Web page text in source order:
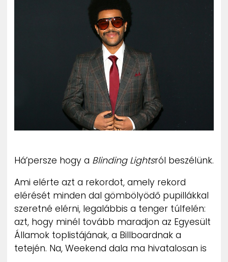
ZENE
MÉDIAAJÁNLAT
IMPRESSZUM
PR-ARCHÍVUM
ADATKEZELÉSI TÁJÉKOZTATÓ
Há’persze hogy a Blinding Lightsról beszélünk.
Ami elérte azt a rekordot, amely rekord
elérését minden dal gömbölyödő pupillákkal
szeretné elérni, legalábbis a tenger túlfelén:
azt, hogy minél tovább maradjon az Egyesült
Államok toplistájának, a Billboardnak a
tetején. Na, Weekend dala ma hivatalosan is